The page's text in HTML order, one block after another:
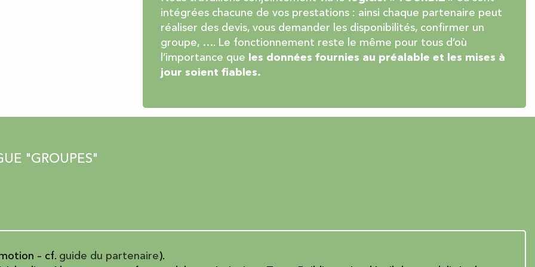
intégrées chacune de vos prestations : ainsi chaque partenaire peut
réaliser des devis, vous demander les disponibilités, confirmer un
groupe, …. Le fonctionnement reste le même pour tous d’où
l’importance que
les données fournies au préalable et les mises à
jour soient fiables.
"GROUPES"
– cf. guide du partenaire).